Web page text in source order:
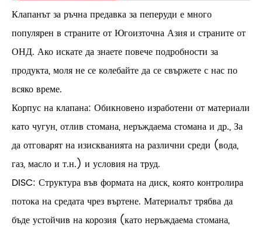
Клапанът за ръчна предавка за пеперуди е много
популярен в страните от Югоизточна Азия и страните от
ОНД. Ако искате да знаете повече подробности за
продукта, моля не се колебайте да се свържете с нас по
всяко време.
Корпус на клапана: Обикновено изработени от материали
като чугун, отлив стомана, неръждаема стомана и др., За
да отговарят на изискванията на различни среди (вода,
газ, масло и т.н.) и условия на труд.
DISC: Структура във формата на диск, която контролира
потока на средата чрез въртене. Материалът трябва да
бъде устойчив на корозия (като неръждаема стомана,